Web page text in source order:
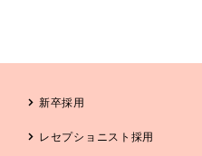
新卒採用
レセプショニスト採用